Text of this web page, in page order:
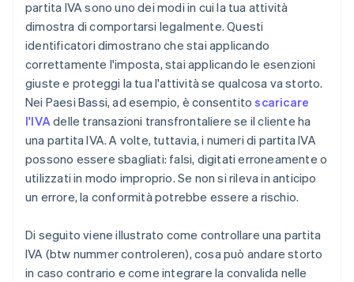
partita IVA sono uno dei modi in cui la tua attività
dimostra di comportarsi legalmente. Questi
identificatori dimostrano che stai applicando
correttamente l'imposta, stai applicando le esenzioni
giuste e proteggi la tua l'attività se qualcosa va storto.
Nei Paesi Bassi, ad esempio, è consentitoscaricare
l'IVAdelle transazioni transfrontaliere se il cliente ha
una partita IVA. A volte, tuttavia, i numeri di partita IVA
possono essere sbagliati: falsi, digitati erroneamente o
utilizzati in modo improprio. Se non si rileva in anticipo
un errore, la conformità potrebbe essere a rischio.
Di seguito viene illustrato come controllare una partita
IVA (btw nummer controleren), cosa può andare storto
in caso contrario e come integrare la convalida nelle